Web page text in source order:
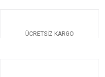
ÜCRETSİZ KARGO